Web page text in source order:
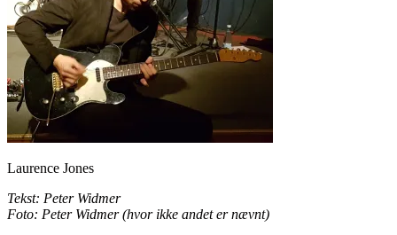
Laurence Jones
Tekst: Peter Widmer
Foto: Peter Widmer (hvor ikke andet er nævnt)